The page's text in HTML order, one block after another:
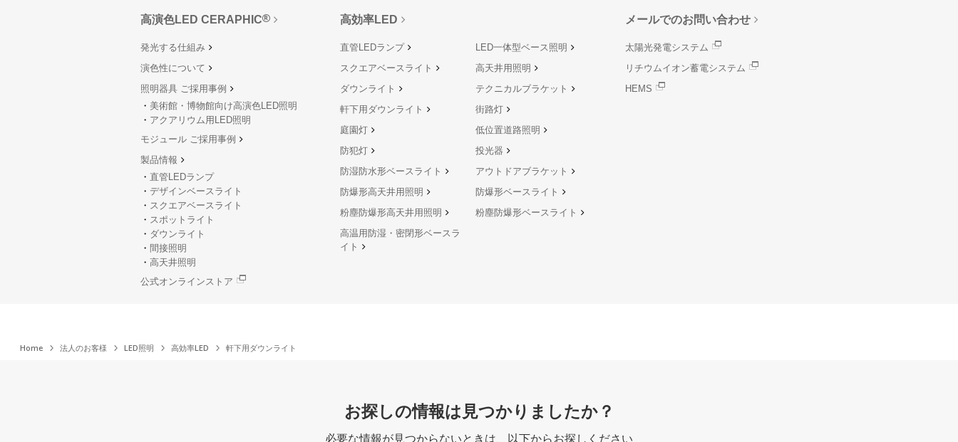
高演色LED CERAPHIC
発光する仕組み
演色性について
照明器具 ご採用事例
美術館・博物館向け高演色LED照明
アクアリウム用LED照明
モジュール ご採用事例
製品情報
直管LEDランプ
デザインベースライト
スクエアベースライト
スポットライト
ダウンライト
間接照明
高天井照明
公式オンラインストア
高効率LED
直管LEDランプ
LED一体型ベース照明
スクエアベースライト
高天井用照明
ダウンライト
テクニカルブラケット
軒下用ダウンライト
街路灯
庭園灯
低位置道路照明
防犯灯
投光器
防湿防水形ベースライト
アウトドアブラケット
防爆形高天井用照明
防爆形ベースライト
粉塵防爆形高天井用照明
粉塵防爆形ベースライト
高温用防湿・密閉形ベースラ
イト
メールでのお問い合わせ
太陽光発電システム
リチウムイオン蓄電システム
HEMS
Home 法人のお客様 LED照明 高効率LED 軒下用ダウンライト
お探しの情報は見つかりましたか？
必要な情報が見つからないときは、 以下からお探しください